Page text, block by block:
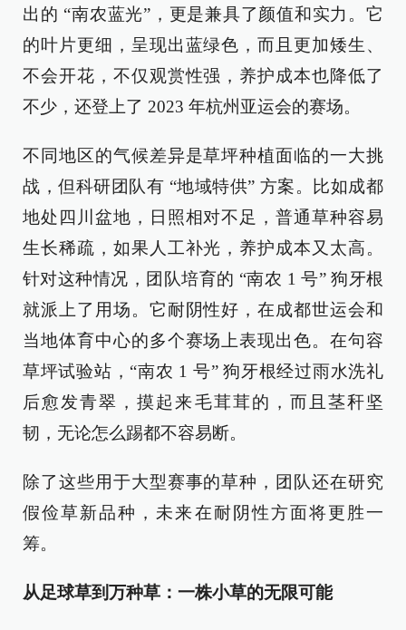
出的 “南农蓝光”，更是兼具了颜值和实力。它
的叶片更细，呈现出蓝绿色，而且更加矮生、
不会开花，不仅观赏性强，养护成本也降低了
不少，还登上了 2023 年杭州亚运会的赛场。
不同地区的气候差异是草坪种植面临的一大挑
战，但科研团队有 “地域特供” 方案。比如成都
地处四川盆地，日照相对不足，普通草种容易
生长稀疏，如果人工补光，养护成本又太高。
针对这种情况，团队培育的 “南农 1 号” 狗牙根
就派上了用场。它耐阴性好，在成都世运会和
当地体育中心的多个赛场上表现出色。在句容
草坪试验站，“南农 1 号” 狗牙根经过雨水洗礼
后愈发青翠，摸起来毛茸茸的，而且茎秆坚
韧，无论怎么踢都不容易断。
除了这些用于大型赛事的草种，团队还在研究
假俭草新品种，未来在耐阴性方面将更胜一
筹。
从足球草到万种草：一株小草的无限可能